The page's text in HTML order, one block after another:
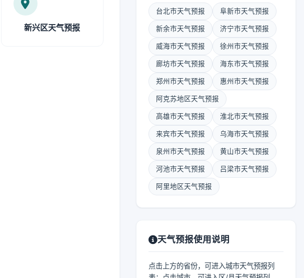
新兴区天气预报
台北市天气预报 阜新市天气预报
新余市天气预报 济宁市天气预报
威海市天气预报 徐州市天气预报
廊坊市天气预报 海东市天气预报
郑州市天气预报 惠州市天气预报
阿克苏地区天气预报
高雄市天气预报 淮北市天气预报
来宾市天气预报 乌海市天气预报
泉州市天气预报 黄山市天气预报
河池市天气预报 吕梁市天气预报
阿里地区天气预报
天气预报使用说明
点击上方的省份，可进入城市天气预报列